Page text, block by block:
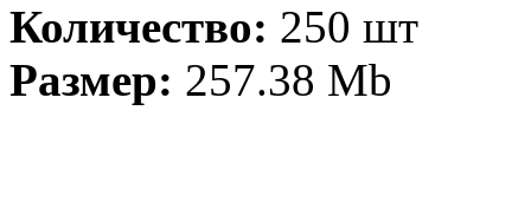
Количество: 250 шт
Размер: 257.38 Mb